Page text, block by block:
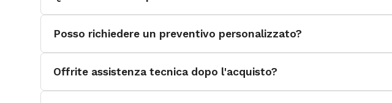
Posso richiedere un preventivo personalizzato?
Offrite assistenza tecnica dopo l'acquisto?